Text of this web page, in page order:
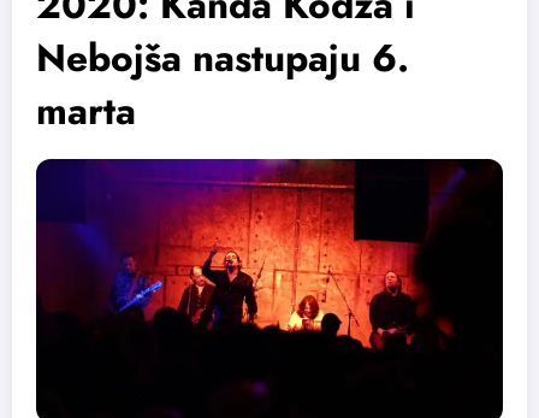
Nebojša nastupaju 6.
marta